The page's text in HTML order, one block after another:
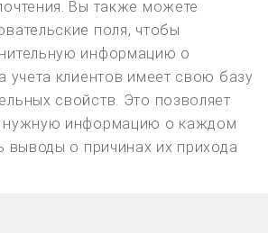
Вы также можете
поля, чтобы
информацию о
учета клиентов имеет свою базу
свойств. Это позволяет
нужную информацию о каждом
выводы о причинах их прихода